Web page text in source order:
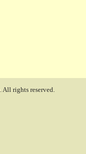
. All rights reserved.